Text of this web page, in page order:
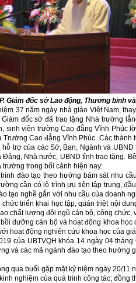
Giám đốc sở Lao động, Thương binh
37 năm ngày nhà giáo Việt Nam,
đốc sở đã trao tặng Nhà trường
sinh viên trường Cao đẳng Vĩnh Phúc
Cao đẳng Vĩnh Phúc. Các
trợ của các Sở, Ban, Ngành và
Nhà nước, UBND tỉnh trao tặng.
trong bối cảnh hiện nay:
đào tạo theo hướng bám sát nhu
cần có lộ trình ưu tiên tập trung,
tạo nghề gắn với nhu cầu của doanh
triển khai học tập, quán triệt nội
chất lượng đội ngũ cán bộ, công
dưỡng cán bộ và hoạt động khoa
hoạt động nghiên cứu khoa học của
của UBTVQH khóa 14 ngày 04
và các mã ngành đào tạo theo hướng
qua buổi gặp mặt kỷ niệm ngày 20/11
nghiệm của quá trình công tác; đồng